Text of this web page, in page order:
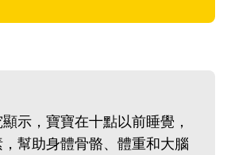
示，寶寶在十點以前睡覺，
幫助身體骨骼、體重和大腦